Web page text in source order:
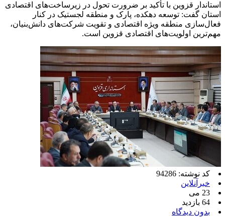
استاندار قزوین با تأکید بر ضرورت تحول در زیرساخت‌های اقتصادی
استان گفت: توسعه دهکده، پارک و منطقه لجستیک در کنار
فعال‌سازی منطقه ویژه اقتصادی و تقویت شرکت‌های دانش‌بنیان،
مهم‌ترین اولویت‌های اقتصادی قزوین است.
کد نوشته: 94286
خبرآنلاین
23 می
64 بازدید
بدون دیدگاه